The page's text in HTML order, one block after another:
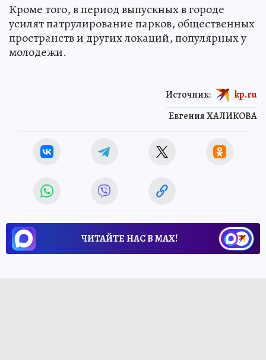
Кроме того, в период выпускных в городе
усилят патрулирование парков, общественных
пространств и других локаций, популярных у
молодежи.
Евгения ХАЛИКОВА
Источник: kp.ru
ЧИТАЙТЕ НАС В МАХ!